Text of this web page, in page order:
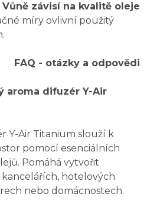
Vůně závisí na kvalitě oleje
míry ovlivní použitý
FAQ - otázky a odpovědi
aroma difuzér Y-Air
Y-Air Titanium slouží k
pomocí esenciálních
Pomáhá vytvořit
hotelových
nebo domácnostech.